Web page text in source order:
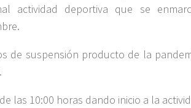
actividad deportiva que se
de suspensión producto de la
las 10:00 horas dando inicio a la